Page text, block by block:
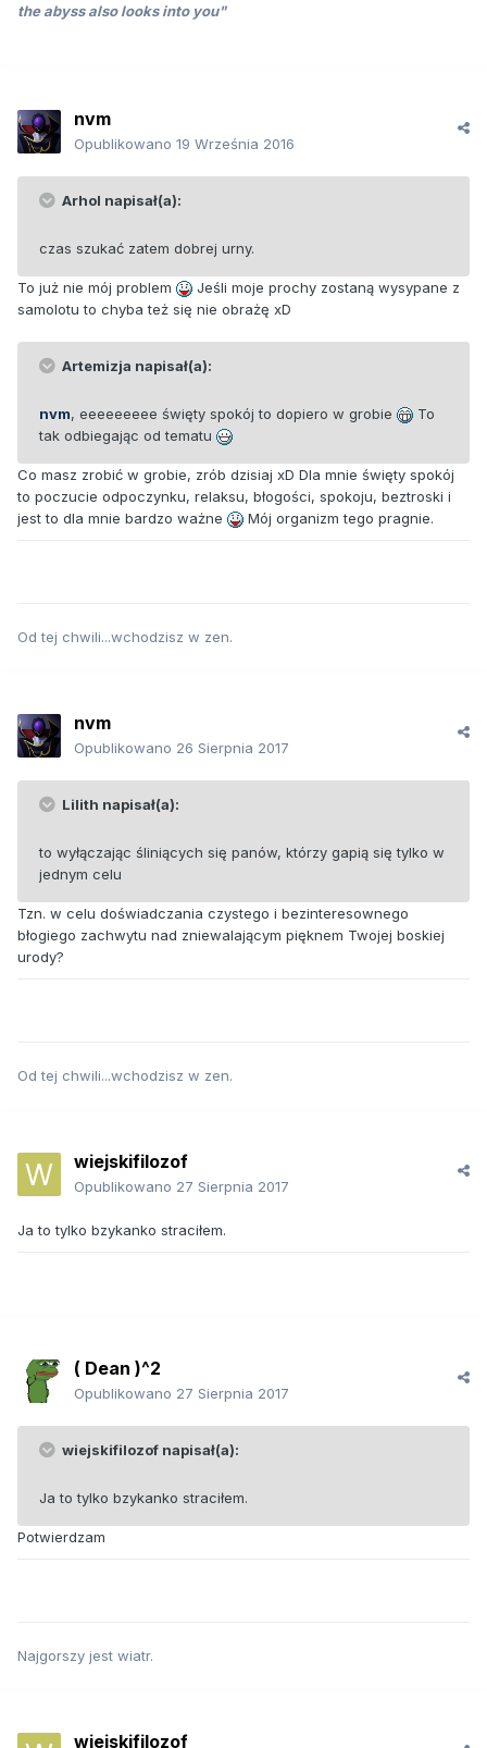
the abyss also looks into you"
nvm
Opublikowano 19 Września 2016
Arhol napisał(a):
czas szukać zatem dobrej urny.
To już nie mój problem
Jeśli moje prochy zostaną wysypane z
samolotu to chyba też się nie obrażę xD
Artemizja napisał(a):
nvm, eeeeeeeee święty spokój to dopiero w grobie
To
tak odbiegając od tematu
Co masz zrobić w grobie, zrób dzisiaj xD Dla mnie święty spokój
to poczucie odpoczynku, relaksu, błogości, spokoju, beztroski i
jest to dla mnie bardzo ważne
Mój organizm tego pragnie.
Od tej chwili...wchodzisz w zen.
nvm
Opublikowano 26 Sierpnia 2017
Lilith napisał(a):
to wyłączając śliniących się panów, którzy gapią się tylko w
jednym celu
Tzn. w celu doświadczania czystego i bezinteresownego
błogiego zachwytu nad zniewalającym pięknem Twojej boskiej
urody?
Od tej chwili...wchodzisz w zen.
wiejskifilozof
Opublikowano 27 Sierpnia 2017
Ja to tylko bzykanko straciłem.
( Dean )^2
Opublikowano 27 Sierpnia 2017
wiejskifilozof napisał(a):
Ja to tylko bzykanko straciłem.
Potwierdzam
Najgorszy jest wiatr.
wiejskifilozof